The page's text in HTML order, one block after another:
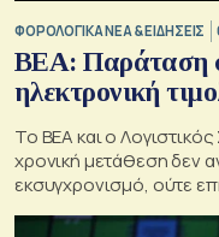
ΦΟΡΟΛΟΓΙΚΑ ΝΕΑ & EΙΔΗΣΕΙΣ
BEA: Παράταση
ηλεκτρονική
To BEA και ο
χρονική μετάθεση δεν
εκσυγχρονισμό, ούτε